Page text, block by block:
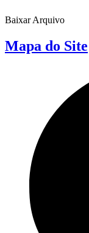
Baixar Arquivo
Mapa do Site